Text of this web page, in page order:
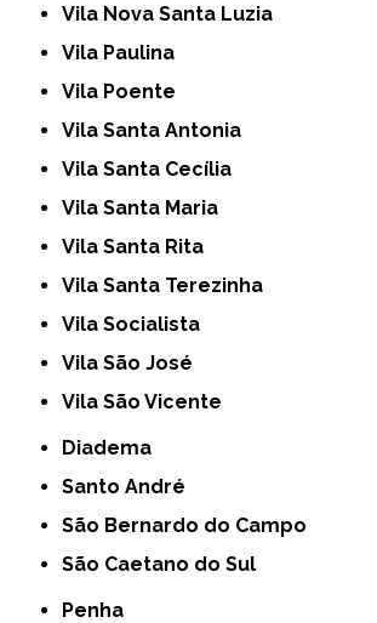
Vila Nova Santa Luzia
Vila Paulina
Vila Poente
Vila Santa Antonia
Vila Santa Cecília
Vila Santa Maria
Vila Santa Rita
Vila Santa Terezinha
Vila Socialista
Vila São José
Vila São Vicente
Diadema
Santo André
São Bernardo do Campo
São Caetano do Sul
Penha